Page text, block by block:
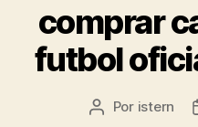
comprar
futbol
Autor
Por istern